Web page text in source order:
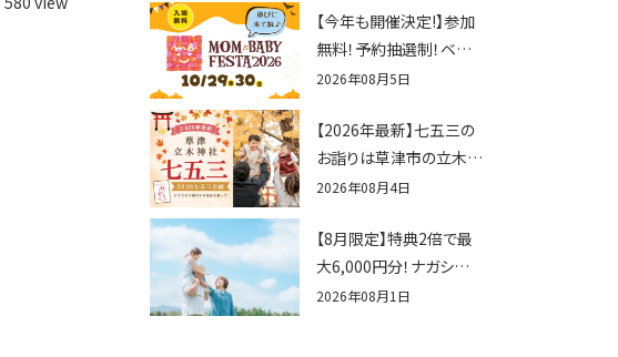
【今年も開催決定!】参加
無料！予約抽選制！ベビ
ーファミリー必見☆入場
ママベビーフェスタ
2026！親子で楽しもう
♪inピエリ守山
2026年08月5日
【2026年最新】七五三の
お詣りは草津市の立木神
社へ♪七五三お祝い企
2026年08月4日
【8月限定】特典2倍で最
大6,000円分！ナガシマス
パーランドプール券や人
2026年08月1日